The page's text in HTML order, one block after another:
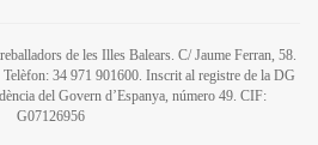
de les Illes Balears. C/ Jaume Ferran, 58.
34 971 901600. Inscrit al registre de la DG
del Govern d’Espanya, número 49. CIF:
G07126956